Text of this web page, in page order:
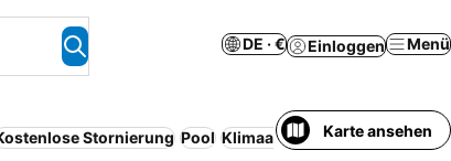
DE · € Einloggen Menü
Stornierung Pool Klimaanlage Serviced
Karte ansehen